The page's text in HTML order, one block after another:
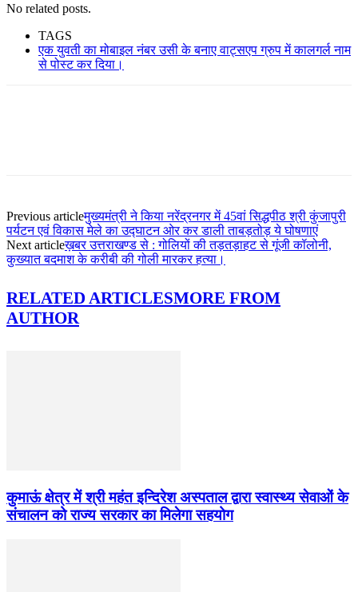
No related posts.
TAGS
एक युवती का मोबाइल नंबर उसी के बनाए वाट्सएप ग्रुप में कालगर्ल नाम
से पोस्ट कर दिया।
Previous articleमुख्यमंत्री ने किया नरेंद्रनगर में 45वां सिद्धपीठ श्री कुंजापुरी
पर्यटन एवं विकास मेले का उद्घाटन ओर कर डाली ताबड़तोड़ ये घोषणाएं
Next articleख़बर उत्तराखण्ड से : गोलियों की तड़तड़ाहट से गूंजी कॉलोनी,
कुख्यात बदमाश के करीबी की गोली मारकर हत्या।
RELATED ARTICLESMORE FROM
AUTHOR
कुमाऊं क्षेत्र में श्री महंत इन्दिरेश अस्पताल द्वारा स्वास्थ्य सेवाओं के
संचालन को राज्य सरकार का मिलेगा सहयोग